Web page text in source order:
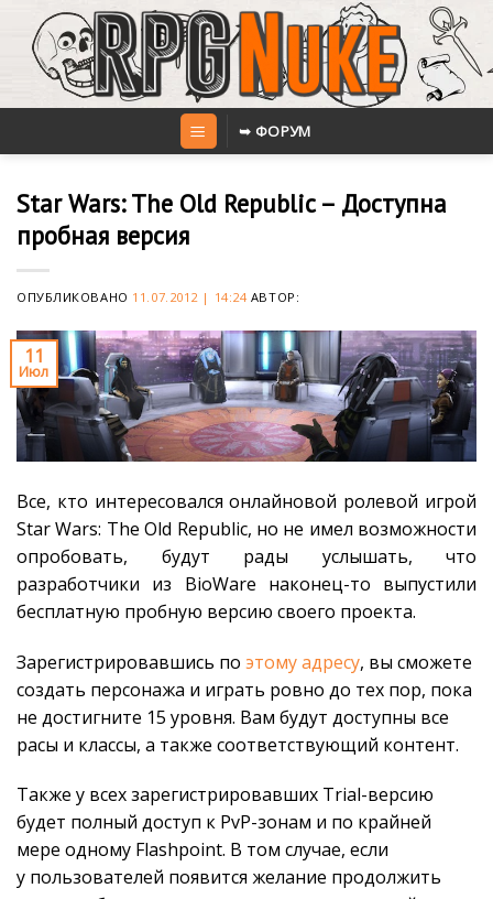
content
➥ ФОРУМ
Star Wars: The Old Republic – Доступна
пробная версия
ОПУБЛИКОВАНО 11.07.2012 | 14:24АВТОР:
11
Июл
Все, кто интересовался онлайновой ролевой игрой
Star Wars: The Old Republic, но не имел возможности
опробовать, будут рады услышать, что
разработчики из BioWare наконец-то выпустили
бесплатную пробную версию своего проекта.
Зарегистрировавшись по этому адресу, вы сможете
создать персонажа и играть ровно до тех пор, пока
не достигните 15 уровня. Вам будут доступны все
расы и классы, а также соответствующий контент.
Также у всех зарегистрировавших Trial-версию
будет полный доступ к PvP-зонам и по крайней
мере одному Flashpoint. В том случае, если
у пользователей появится желание продолжить